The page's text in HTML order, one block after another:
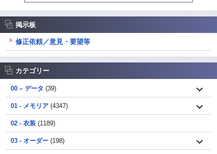
掲示板
修正依頼／意見・要望等
カテゴリー
00 – データ (39)
01 - メモリア (4347)
02 - 衣装 (1189)
03 - オーダー (198)